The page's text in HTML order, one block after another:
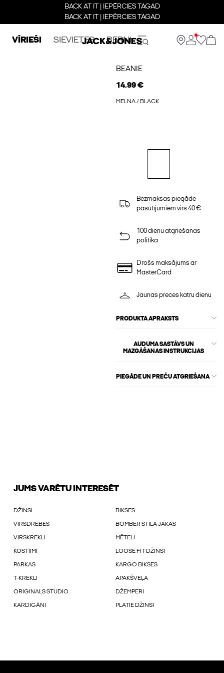
BACK AT IT | IEPĒRCIES TAGAD
BACK AT IT | IEPĒRCIES TAGAD
VĪRIEŠI SIEVIETES BERNI
BEANIE
14.99 €
MELNA / BLACK
Bezmaksas piegāde
pasūtījumiem virs 40 €
100 dienu atgriešanas
politika
Drošs maksājums ar
MasterCard
Jaunas preces katru dienu
PRODUKTA APRAKSTS
AUDUMA SASTĀVS UN
MAZGĀŠANAS INSTRUKCIJAS
PIEGĀDE UN PREČU ATGRIEŠANA
JUMS VARĒTU INTERESĒT
DŽINSI BIKSES
VIRSDRĒBES BOMBER STILA JAKAS
VIRSKREKLI MĒTELI
KOSTĪIMI LOOSE FIT DŽINSI
PARKAS KARGO BIKSES
T-KREKLI APAKŠVEĻA
ORIGINALS STUDIO DŽEMPERI
KARDIGĀNI PLATIE DŽINSI